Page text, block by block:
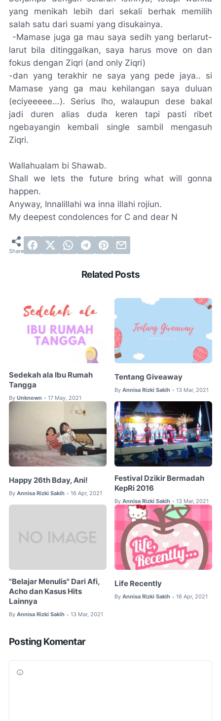
yang menikah lebih dari sekali berhak memilih
salah satu dari suami yang disukainya.
-Mamase juga ga mau saya sedih yang berlarut-
larut bila ditinggalkan, saya harus move on dan
fokus dengan Ziqri (and only Ziqri)
-dan yang terakhir ne saya yang pede jaya.. si
Mamase yang ga mau kehilangan saya duluan
(eciyeeeee...). Serius lho, walaupun dese bakal
jadi duren alias duda keren tapi pasti ribet
ngebayangin kembali single sambil mengasuh
Ziqri.
Wallahualam bi Shawab.
Shall we lets the future bring what will gonna
happen.
Anyway, Innalillahi wa inna illahi rojiun.
My deepest condolences for C and dear N
Related Posts
Sedekah ala Ibu Rumah
Tangga
By Unknown • 17 May, 2021
Tentang Giveaway
By Annisa Rizki Sakih • 13 Mar, 2021
Happy 26th Bday, Ani!
By Annisa Rizki Sakih • 16 Apr, 2021
Festival Dzikir Bermadah
KepRi 2016
By Annisa Rizki Sakih • 13 Mar, 2021
"Belajar Menulis" Dari Afi,
Acho dan Kasus Hits
Lainnya
By Annisa Rizki Sakih • 13 Mar, 2021
Life Recently
By Annisa Rizki Sakih • 16 Apr, 2021
Posting Komentar